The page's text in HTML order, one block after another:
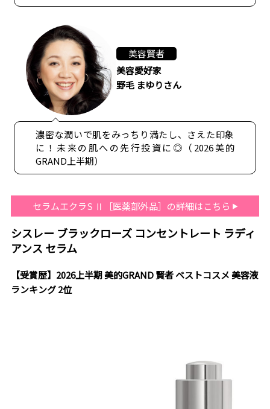
美容賢者
美容愛好家
野毛 まゆりさん
濃密な潤いで肌をみっちり満たし、さえた印象
に！未来の肌への先行投資に◎（2026美的
GRAND上半期）
セラムエクラS Ⅱ［医薬部外品］の詳細はこちら
シスレー ブラックローズ コンセントレート ラディ
アンス セラム
【受賞歴】2026上半期 美的GRAND 賢者 ベストコスメ 美容液
ランキング 2位